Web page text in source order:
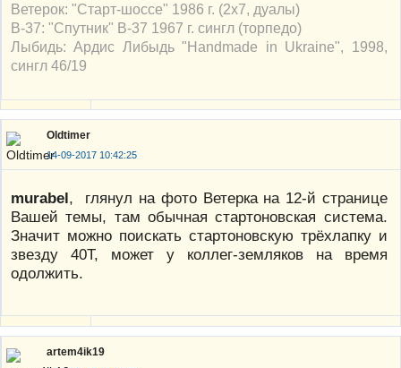
Ветерок: "Старт-шоссе" 1986 г. (2х7, дуалы)
В-37: "Спутник" В-37 1967 г. сингл (торпедо)
Лыбидь: Ардис Либыдь "Handmade in Ukraine", 1998,
сингл 46/19
Oldtimer
14-09-2017 10:42:25
murabel, глянул на фото Ветерка на 12-й странице
Вашей темы, там обычная стартоновская система.
Значит можно поискать стартоновскую трёхлапку и
звезду 40Т, может у коллег-земляков на время
одолжить.
artem4ik19